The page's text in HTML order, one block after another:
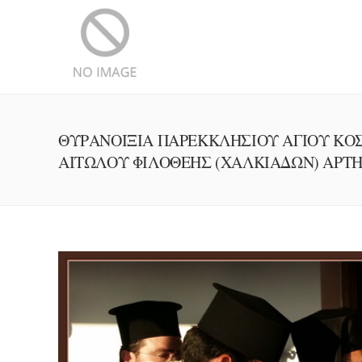
ΘΥΡΑΝΟΙΞΙΑ ΠΑΡΕΚΚΛΗΣΙΟΥ ΑΓΙΟΥ
ΑΙΤΩΛΟΥ ΦΙΛΟΘΕΗΣ (ΧΑΛΚΙΑΔΩΝ)